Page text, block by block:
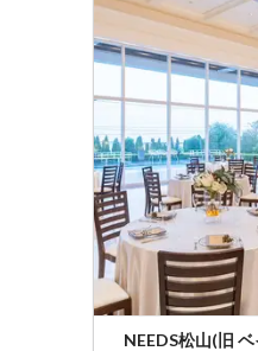
NEEDS松山(旧